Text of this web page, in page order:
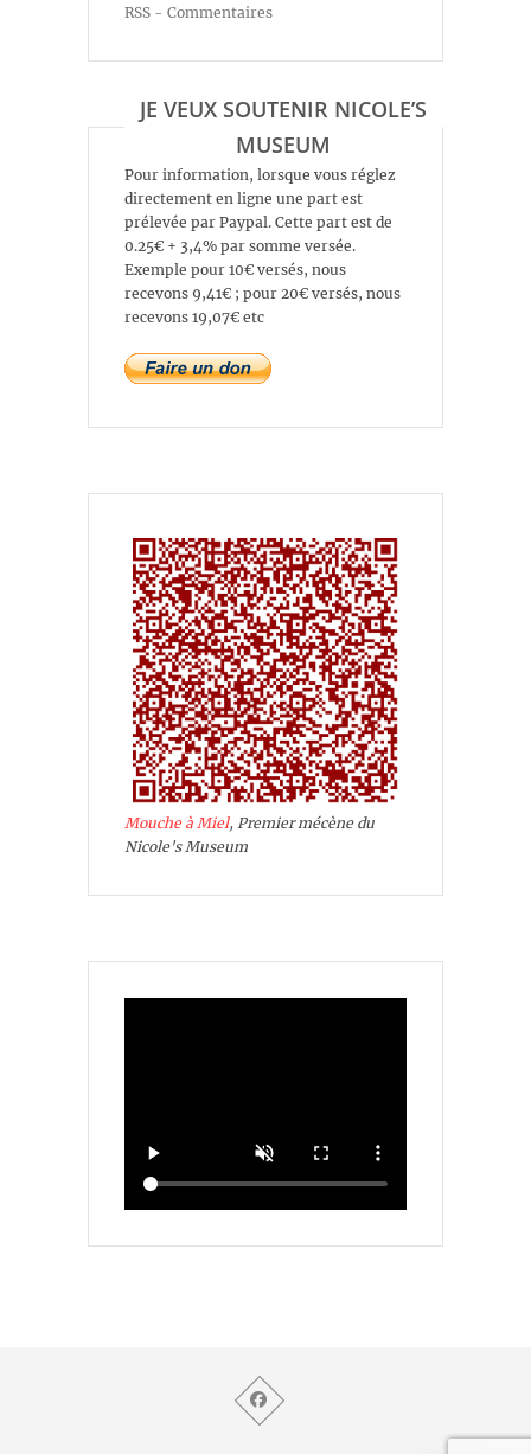
RSS - Commentaires
JE VEUX SOUTENIR NICOLE’S
MUSEUM
Pour information, lorsque vous réglez
directement en ligne une part est
prélevée par Paypal. Cette part est de
0.25€ + 3,4% par somme versée.
Exemple pour 10€ versés, nous
recevons 9,41€ ; pour 20€ versés, nous
recevons 19,07€ etc
Mouche à Miel, Premier mécène du
Nicole's Museum